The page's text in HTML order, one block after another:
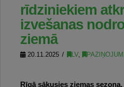
rīdziniekiem
izvešanas
ziemā
20.11.2025 LV, PAZIŅOJUMI
Rīgā sākusies ziemas